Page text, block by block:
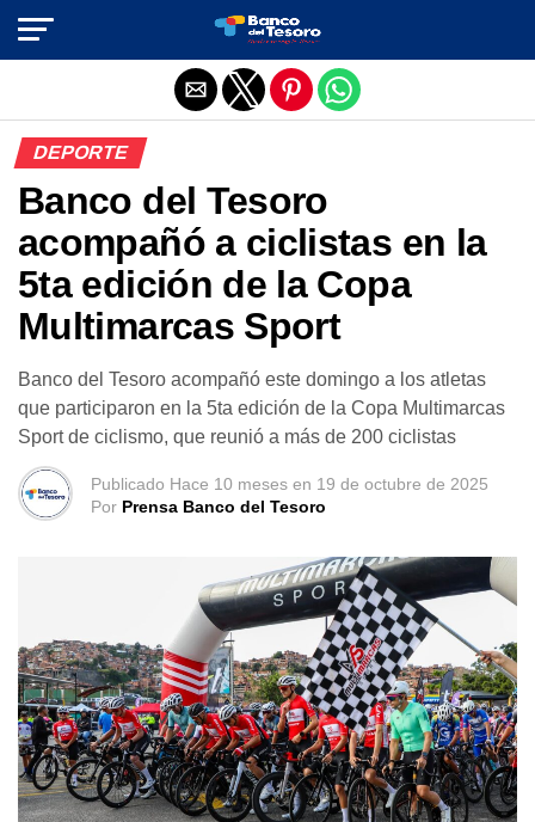
DEPORTE
Banco del Tesoro
acompañó a ciclistas en la
5ta edición de la Copa
Multimarcas Sport
Banco del Tesoro acompañó este domingo a los atletas
que participaron en la 5ta edición de la Copa Multimarcas
Sport de ciclismo, que reunió a más de 200 ciclistas
Publicado Hace 10 meses en 19 de octubre de 2025
Por Prensa Banco del Tesoro
Salir de la versión móvil